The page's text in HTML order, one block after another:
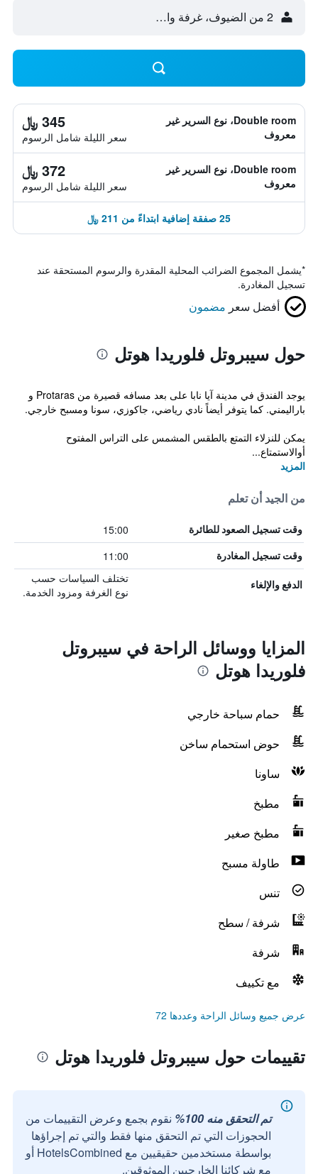
2 من الضيوف، غرفة واحدة
Double room، نوع السرير غير
معروف
345 ﷼
سعر الليلة شامل الرسوم
Double room، نوع السرير غير
معروف
372 ﷼
سعر الليلة شامل الرسوم
25 صفقة إضافية ابتداءً من 211 ﷼
*يشمل المجموع الضرائب المحلية المقدرة والرسوم المستحقة عند
تسجيل المغادرة.
أفضل سعر مضمون
حول سيبروتل فلوريدا هوتل
يوجد الفندق في مدينة آيا نابا على بعد مسافه قصيرة من Protaras و
باراليمني. كما يتوفر أيضاً نادي رياضي، جاكوزي، سونا ومسبح خارجي.
يمكن للنزلاء التمتع بالطقس المشمس على التراس المفتوح
أوالاستمتاع...
المزيد
من الجيد أن تعلم
وقت تسجيل الصعود للطائرة 15:00
وقت تسجيل المغادرة 11:00
الدفع والإلغاء
تختلف السياسات حسب
نوع الغرفة ومزود الخدمة.
المزايا ووسائل الراحة في سيبروتل
فلوريدا هوتل
حمام سباحة خارجي
حوض استحمام ساخن
ساونا
مطبخ
مطبخ صغير
طاولة مسبح
تنس
شرفة / سطح
شرفة
مع تكييف
عرض جميع وسائل الراحة وعددها 72
تقييمات حول سيبروتل فلوريدا هوتل
تم التحقق منه 100%
نقوم بجمع وعرض التقييمات من
الحجوزات التي تم التحقق منها فقط والتي تم إجراؤها
بواسطة مستخدمين حقيقيين مع HotelsCombined أو
مع شركائنا الخارجيين الموثوقين.